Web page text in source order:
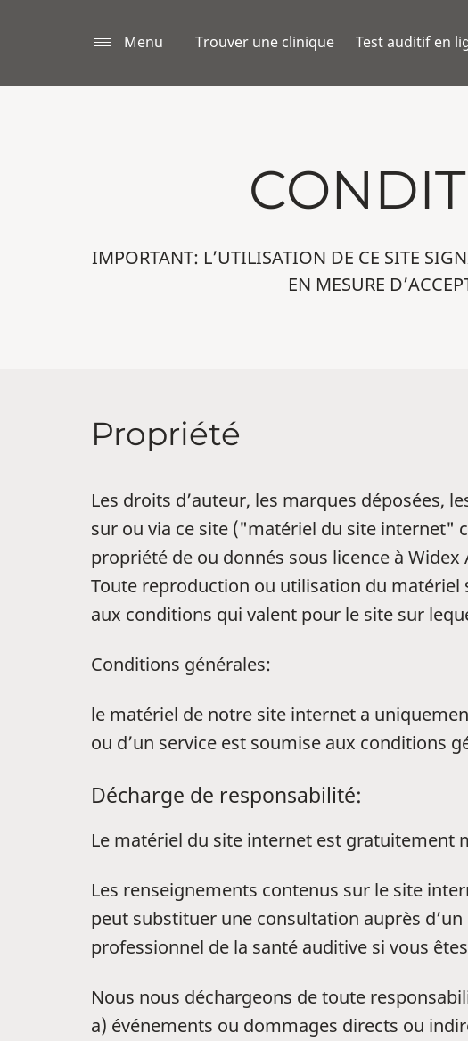
Menu Trouver une clinique Test auditif en
IMPORTANT: L’UTILISATION DE CE SITE
EN MESURE
Propriété
Les droits d’auteur, les marques déposées,
sur ou via ce site ("matériel du site internet"
propriété de ou donnés sous licence à
Toute reproduction ou utilisation du matériel
aux conditions qui valent pour le site sur
Conditions générales:
le matériel de notre site internet a
ou d’un service est soumise aux conditions
Décharge de responsabilité:
Le matériel du site internet est gratuitement
Les renseignements contenus sur le site
peut substituer une consultation auprès
professionnel de la santé auditive si vous
Nous nous déchargeons de toute
a) événements ou dommages directs ou